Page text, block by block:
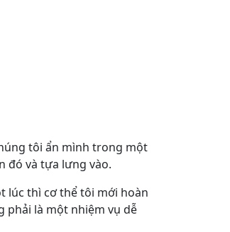
tôi ẩn mình trong một
đó và tựa lưng vào.
lúc thì cơ thể tôi mới hoàn
phải là một nhiệm vụ dễ